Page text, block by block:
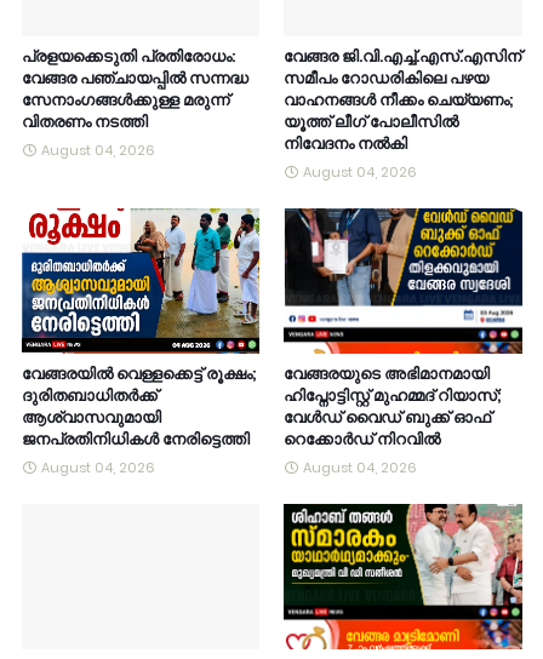
പ്രളയക്കെടുതി പ്രതിരോധം:
വേങ്ങര പഞ്ചായപ്പിൽ സന്നദ്ധ
സേനാംഗങ്ങൾക്കുള്ള മരുന്ന്
വിതരണം നടത്തി
August 04, 2026
വേങ്ങര ജി.വി.എച്ച്.എസ്.എസിന്
സമീപം റോഡരികിലെ പഴയ
വാഹനങ്ങൾ നീക്കം ചെയ്യണം;
യൂത്ത് ലീഗ് പോലീസിൽ
നിവേദനം നൽകി
August 04, 2026
വേങ്ങരയിൽ വെള്ളക്കെട്ട് രൂക്ഷം;
ദുരിതബാധിതർക്ക്
ആശ്വാസവുമായി
ജനപ്രതിനിധികൾ നേരിട്ടെത്തി
August 04, 2026
വേങ്ങരയുടെ അഭിമാനമായി
ഹിപ്നോട്ടിസ്റ്റ് മുഹമ്മദ് റിയാസ്;
വേൾഡ് വൈഡ് ബുക്ക് ഓഫ്
റെക്കോർഡ് നിറവിൽ
August 04, 2026